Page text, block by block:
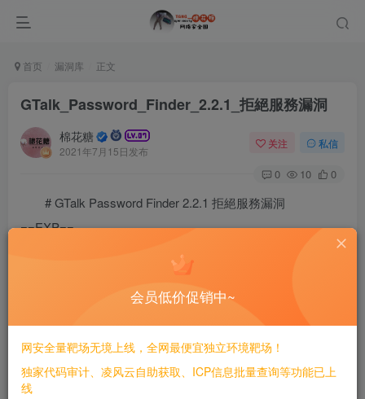
首页 漏洞库 正文
GTalk_Password_Finder_2.2.1_拒絕服務漏洞
棉花糖
2021年7月15日发布
关注 私信
0 10 0
# GTalk Password Finder 2.2.1 拒絕服務漏洞
==EXP==
# Exploit Title: GTalk Password Finder 2.2.1 - 'Key'
# Exploit Author: Ismail Tasdelen
# Exploit Date: 2020-01-16
# Vendor Homepage : http://www.nsauditor.com/
# CVE : N/A
'''
Proof of Concept (PoC):
会员低价促销中~
网安全量靶场无境上线，全网最便宜独立环境靶场！
独家代码审计、凌风云自助获取、ICP信息批量查询等功能已上
线